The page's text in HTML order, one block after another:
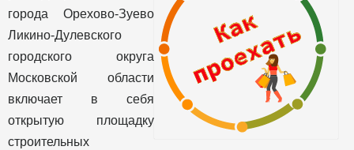
города Орехово-Зуево
Ликино-Дулевского
городского округа
Московской области
включает в себя
открытую площадку
строительных